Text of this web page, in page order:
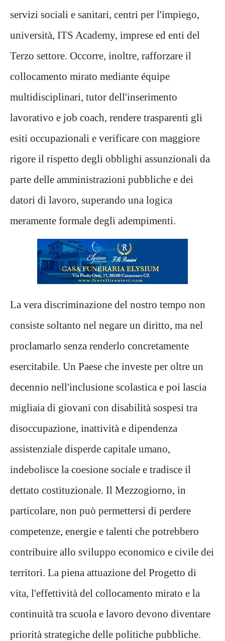
servizi sociali e sanitari, centri per l'impiego,
università, ITS Academy, imprese ed enti del
Terzo settore. Occorre, inoltre, rafforzare il
collocamento mirato mediante équipe
multidisciplinari, tutor dell'inserimento
lavorativo e job coach, rendere trasparenti gli
esiti occupazionali e verificare con maggiore
rigore il rispetto degli obblighi assunzionali da
parte delle amministrazioni pubbliche e dei
datori di lavoro, superando una logica
meramente formale degli adempimenti.
La vera discriminazione del nostro tempo non
consiste soltanto nel negare un diritto, ma nel
proclamarlo senza renderlo concretamente
esercitabile. Un Paese che investe per oltre un
decennio nell'inclusione scolastica e poi lascia
migliaia di giovani con disabilità sospesi tra
disoccupazione, inattività e dipendenza
assistenziale disperde capitale umano,
indebolisce la coesione sociale e tradisce il
dettato costituzionale. Il Mezzogiorno, in
particolare, non può permettersi di perdere
competenze, energie e talenti che potrebbero
contribuire allo sviluppo economico e civile dei
territori. La piena attuazione del Progetto di
vita, l'effettività del collocamento mirato e la
continuità tra scuola e lavoro devono diventare
priorità strategiche delle politiche pubbliche.